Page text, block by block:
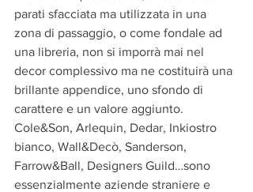
parati sfacciata ma utilizzata in una
zona di passaggio, o come fondale ad
una libreria, non si imporrà mai nel
decor complessivo ma ne costituirà una
brillante appendice, uno sfondo di
carattere e un valore aggiunto.
Cole&Son, Arlequin, Dedar, Inkiostro
bianco, Wall&Decò, Sanderson,
Farrow&Ball, Designers Guild…sono
essenzialmente aziende straniere e